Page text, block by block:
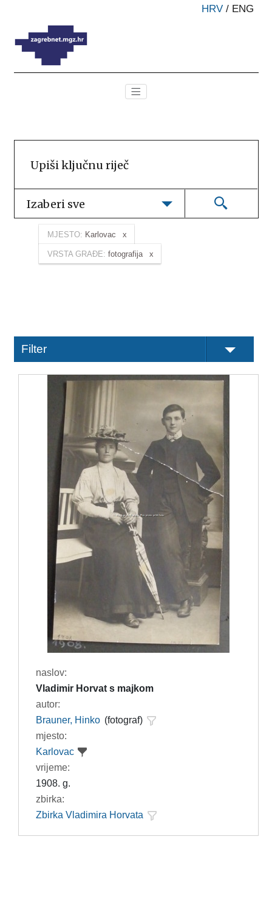
HRV / ENG
Izaberi sve
MJESTO: Karlovac
VRSTA GRAĐE: fotografija
Filter
naslov:
Vladimir Horvat s majkom
autor:
Brauner, Hinko (fotograf)
mjesto:
Karlovac
vrijeme:
1908. g.
zbirka:
Zbirka Vladimira Horvata